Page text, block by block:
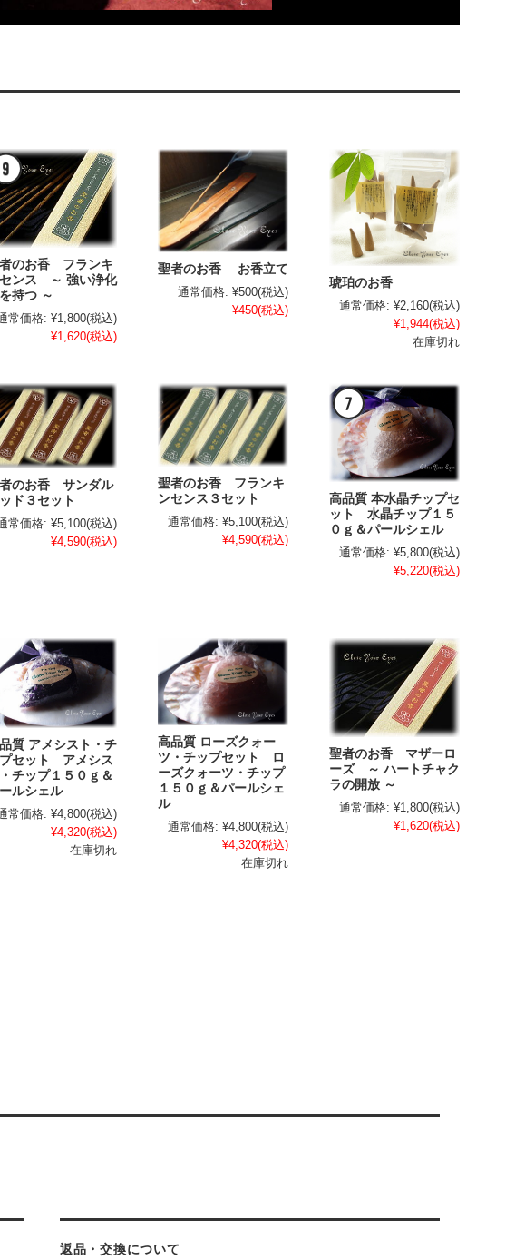
のお香 フランキ
ンス ～ 強い浄化
持つ ～
常価格: ¥1,800(税込)
¥1,620(税込)
聖者のお香 お香立て
通常価格: ¥500(税込)
¥450(税込)
琥珀のお香
通常価格: ¥2,160(税込)
¥1,944(税込)
在庫切れ
のお香 サンダル
ド３セット
常価格: ¥5,100(税込)
¥4,590(税込)
聖者のお香 フランキ
ンセンス３セット
通常価格: ¥5,100(税込)
¥4,590(税込)
高品質 本水晶チップセ
ット 水晶チップ１５
０ｇ＆パールシェル
通常価格: ¥5,800(税込)
¥5,220(税込)
質 アメシスト・チ
セット アメシス
・チップ１５０ｇ＆
ルシェル
常価格: ¥4,800(税込)
¥4,320(税込)
在庫切れ
高品質 ローズクォー
ツ・チップセット ロ
ーズクォーツ・チップ
１５０ｇ＆パールシェ
ル
通常価格: ¥4,800(税込)
¥4,320(税込)
在庫切れ
聖者のお香 マザーロ
ーズ ～ ハートチャク
ラの開放 ～
通常価格: ¥1,800(税込)
¥1,620(税込)
返品・交換について